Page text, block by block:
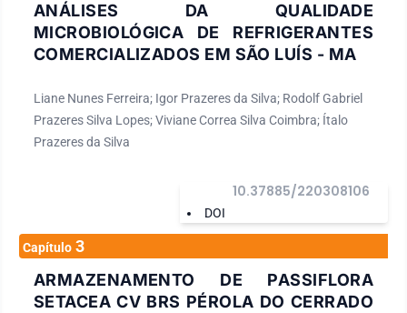
ANÁLISES DA QUALIDADE
MICROBIOLÓGICA DE REFRIGERANTES
COMERCIALIZADOS EM SÃO LUÍS - MA
Liane Nunes Ferreira; Igor Prazeres da Silva; Rodolf Gabriel
Prazeres Silva Lopes; Viviane Correa Silva Coimbra; Ítalo
Prazeres da Silva
DOI
10.37885/220308106
Capítulo 3
ARMAZENAMENTO DE PASSIFLORA
SETACEA CV BRS PÉROLA DO CERRADO